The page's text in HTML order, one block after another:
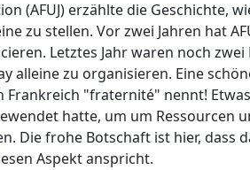
(AFUJ) erzählte die Geschichte,
zu stellen. Vor zwei Jahren hat
Letztes Jahr waren noch zwei
alleine zu organisieren. Eine
"fraternité" nennt!
hatte, um um Ressourcen
Die frohe Botschaft ist hier, dass
Aspekt anspricht.